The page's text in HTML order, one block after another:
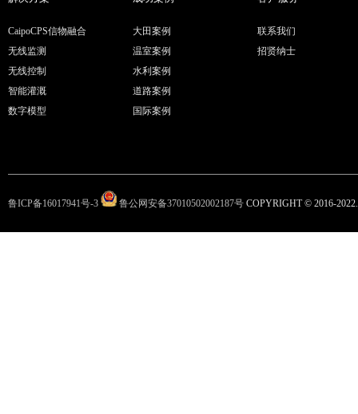
CaipoCPS信物融合
无线监测
无线控制
智能灌溉
数字模型
大田案例
温室案例
水利案例
道路案例
国际案例
联系我们
招贤纳士
鲁ICP备16017941号-3 鲁公网安备37010502002187号 COPYRIGHT © 2016-